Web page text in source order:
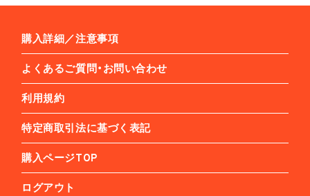
購入詳細／注意事項
よくあるご質問・お問い合わせ
利用規約
特定商取引法に基づく表記
購入ページTOP
ログアウト